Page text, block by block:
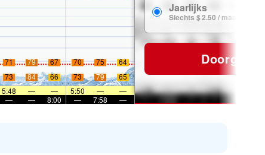
71 79 67 70 75
64
73 84 66 73 79
65
5:48 — — 5:50 —
—
— — 8:00 — 7:58 —
Jaarlijks
Slechts $ 2.50 / maand
Doorgaan